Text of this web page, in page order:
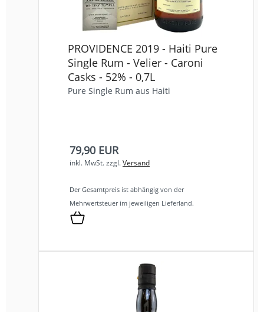
PROVIDENCE 2019 - Haiti Pure
Single Rum - Velier - Caroni
Casks - 52% - 0,7L
Pure Single Rum aus Haiti
79,90 EUR
inkl. MwSt.zzgl.Versand
Der Gesamtpreis ist abhängig von der
Mehrwertsteuer im jeweiligen Lieferland.